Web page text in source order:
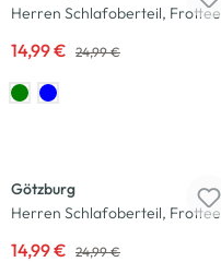
Herren Schlafoberteil, Frottee
14,99 € 24,99 €
Götzburg
Herren Schlafoberteil, Frottee
14,99 € 24,99 €